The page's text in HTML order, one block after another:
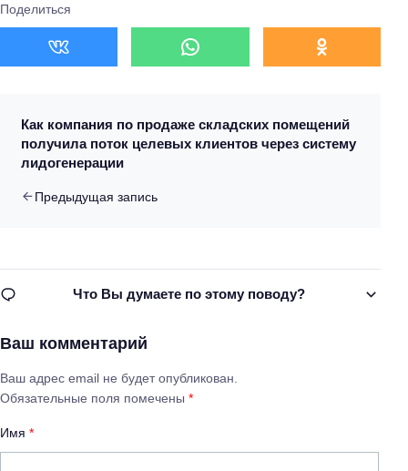
Поделиться
Как компания по продаже складских помещений
получила поток целевых клиентов через систему
лидогенерации
Предыдущая запись
Что Вы думаете по этому поводу?
Ваш комментарий
Ваш адрес email не будет опубликован.
Обязательные поля помечены *
Имя *